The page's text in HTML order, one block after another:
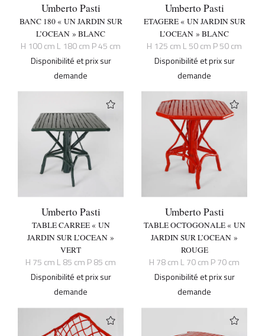
Umberto Pasti
BANC 180 « UN JARDIN SUR
L’OCEAN » BLANC
H 100 cm L 180 cm P 45 cm
Disponibilité et prix sur
demande
Umberto Pasti
ETAGERE « UN JARDIN SUR
L’OCEAN » BLANC
H 125 cm L 50 cm P 50 cm
Disponibilité et prix sur
demande
Umberto Pasti
TABLE CARREE « UN
JARDIN SUR L’OCEAN »
VERT
H 75 cm L 85 cm P 85 cm
Disponibilité et prix sur
demande
Umberto Pasti
TABLE OCTOGONALE « UN
JARDIN SUR L’OCEAN »
ROUGE
H 78 cm L 70 cm P 70 cm
Disponibilité et prix sur
demande